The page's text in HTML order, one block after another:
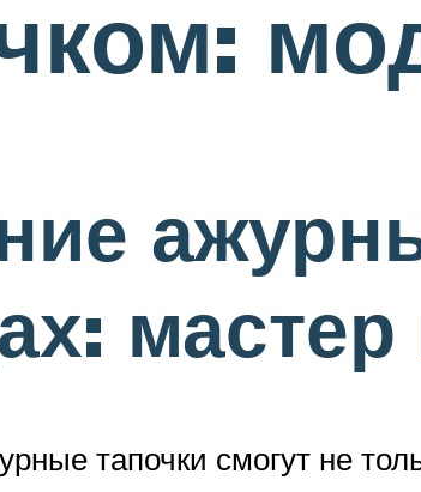
мастер
тапочки смогут не